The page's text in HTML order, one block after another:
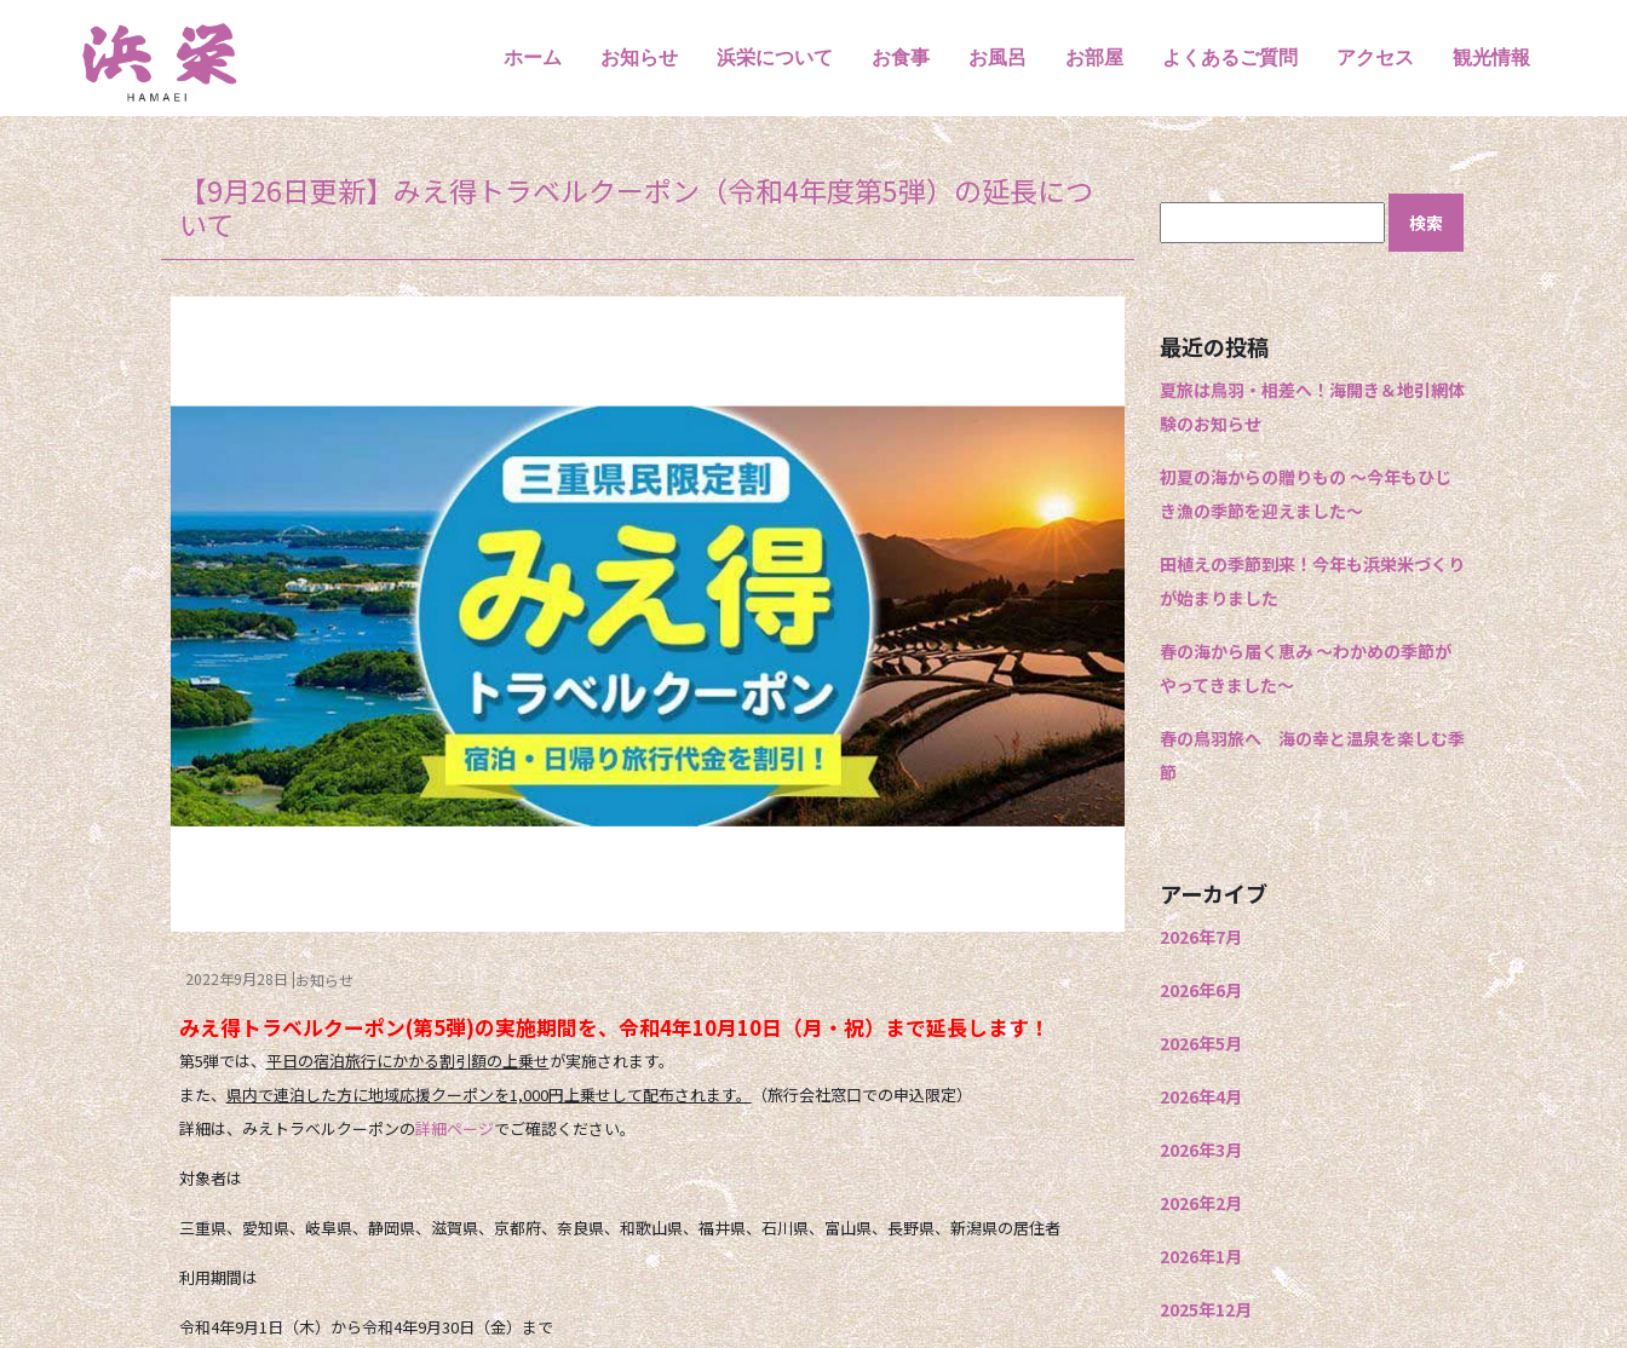
ホーム お知らせ 浜栄について お食事 お風呂 お部屋 よくあるご質問 アクセス 観光情報
【9月26日更新】みえ得トラベルクーポン（令和4年度第5弾）の延長につ
いて
2022年9月28日 お知らせ
みえ得トラベルクーポン(第5弾)の実施期間を、令和4年10月10日（月・祝）まで延長します！
第5弾では、平日の宿泊旅行にかかる割引額の上乗せが実施されます。
また、県内で連泊した方に地域応援クーポンを1,000円上乗せして配布されます。（旅行会社窓口での申込限定）
詳細は、みえトラベルクーポンの詳細ページでご確認ください。
対象者は
三重県、愛知県、岐阜県、静岡県、滋賀県、京都府、奈良県、和歌山県、福井県、石川県、富山県、長野県、新潟県の居住者
利用期間は
令和4年9月1日（木）から令和4年9月30日（金）まで
検
索:
最近の投稿
夏旅は鳥羽・相差へ！海開き＆地引網体
験のお知らせ
初夏の海からの贈りもの 〜今年もひじ
き漁の季節を迎えました〜
田植えの季節到来！今年も浜栄米づくり
が始まりました
春の海から届く恵み 〜わかめの季節が
やってきました〜
春の鳥羽旅へ 海の幸と温泉を楽しむ季
節
アーカイブ
2026年7月
2026年6月
2026年5月
2026年4月
2026年3月
2026年2月
2026年1月
2025年12月